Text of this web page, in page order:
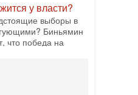
у власти?
выборы в
Биньямин
что победа на